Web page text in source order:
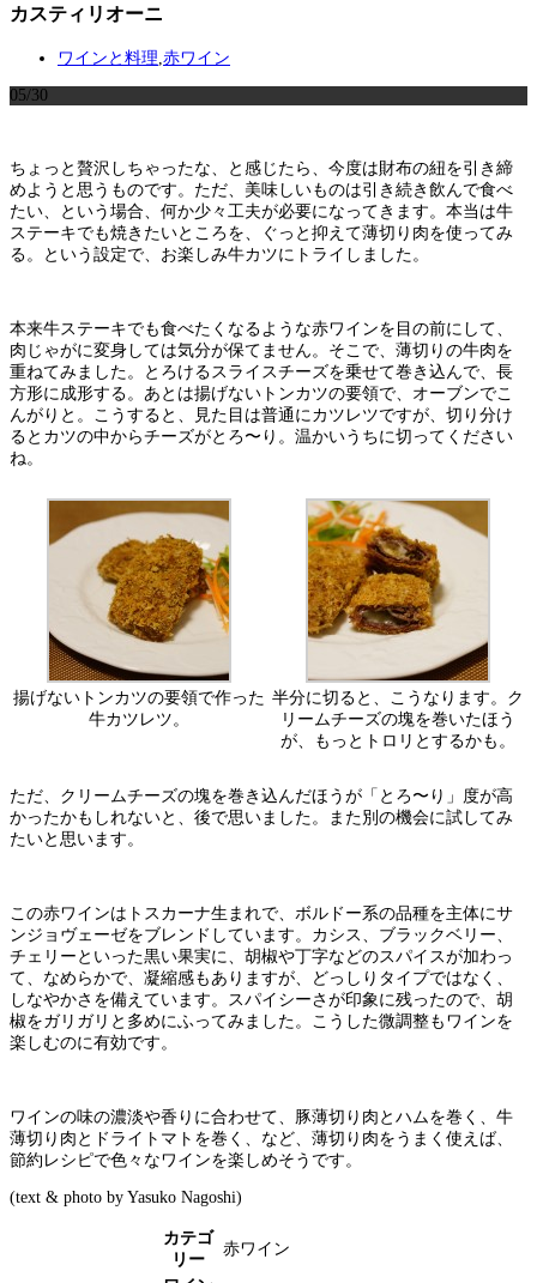
カスティリオーニ
ワインと料理 赤ワイン
05/30
ちょっと贅沢しちゃったな、と感じたら、今度は財布の紐を引き締
めようと思うものです。ただ、美味しいものは引き続き飲んで食べ
たい、という場合、何か少々工夫が必要になってきます。本当は牛
ステーキでも焼きたいところを、ぐっと抑えて薄切り肉を使ってみ
る。という設定で、お楽しみ牛カツにトライしました。
本来牛ステーキでも食べたくなるような赤ワインを目の前にして、
肉じゃがに変身しては気分が保てません。そこで、薄切りの牛肉を
重ねてみました。とろけるスライスチーズを乗せて巻き込んで、長
方形に成形する。あとは揚げないトンカツの要領で、オーブンでこ
んがりと。こうすると、見た目は普通にカツレツですが、切り分け
るとカツの中からチーズがとろ〜り。温かいうちに切ってください
ね。
揚げないトンカツの要領で作った
牛カツレツ。
半分に切ると、こうなります。ク
リームチーズの塊を巻いたほう
が、もっとトロリとするかも。
ただ、クリームチーズの塊を巻き込んだほうが「とろ〜り」度が高
かったかもしれないと、後で思いました。また別の機会に試してみ
たいと思います。
この赤ワインはトスカーナ生まれで、ボルドー系の品種を主体にサ
ンジョヴェーゼをブレンドしています。カシス、ブラックベリー、
チェリーといった黒い果実に、胡椒や丁字などのスパイスが加わっ
て、なめらかで、凝縮感もありますが、どっしりタイプではなく、
しなやかさを備えています。スパイシーさが印象に残ったので、胡
椒をガリガリと多めにふってみました。こうした微調整もワインを
楽しむのに有効です。
ワインの味の濃淡や香りに合わせて、豚薄切り肉とハムを巻く、牛
薄切り肉とドライトマトを巻く、など、薄切り肉をうまく使えば、
節約レシピで色々なワインを楽しめそうです。
(text & photo by Yasuko Nagoshi)
カテゴ
リー
赤ワイン